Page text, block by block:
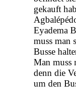
gekauft
Eyadema
muss man
Busse
Man muss
denn die
um den